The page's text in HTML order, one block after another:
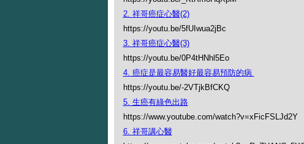
2. 祥哥癌症心醫(2)
https://youtu.be/5fUIwua2jBc
3. 祥哥癌症心醫(3)
https://youtu.be/0P4tHNhl5Eo
4. 癌症是最容易醫好最容易預防的病
https://youtu.be/-2VTjkBfCKQ
5. 生癌有綠色出路
https://www.youtube.com/watch?v=xFicFSLJd2Y
6. 祥哥講心醫